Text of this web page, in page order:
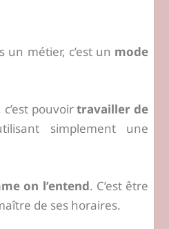
un métier, c’est un mode
pouvoirtravailler de
simplement une
on l’entend. C’est être
de ses horaires.